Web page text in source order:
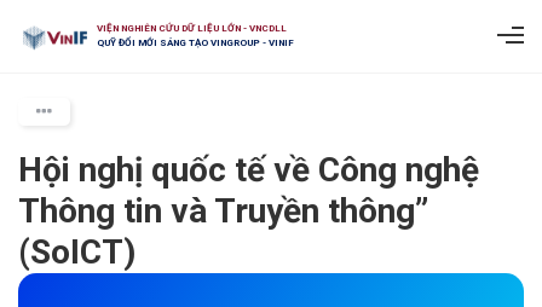
VIỆN NGHIÊN CỨU DỮ LIỆU LỚN - VNCDLL
QUỸ ĐỔI MỚI SÁNG TẠO VINGROUP - VINIF
Hội nghị quốc tế về Công nghệ
Thông tin và Truyền thông”
(SoICT)